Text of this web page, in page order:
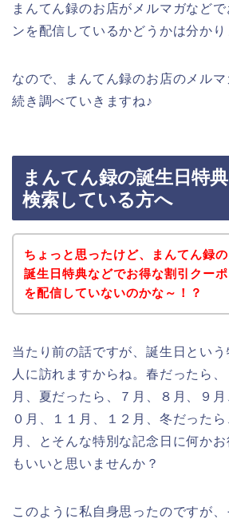
まんてん録のお店がメルマガなど
ンを配信しているかどうかは分かり
なので、まんてん録のお店のメル
続き調べていきますね♪
まんてん録の誕生日特
検索している方へ
ちょっと思ったけど、まんてん録
誕生日特典などでお得な割引クー
を配信していないのかな～！？
当たり前の話ですが、誕生日とい
人に訪れますからね。春だったら
月、夏だったら、７月、８月、９月
０月、１１月、１２月、冬だった
月、とそんな特別な記念日に何か
もいいと思いませんか？
このように私自身思ったのですが、